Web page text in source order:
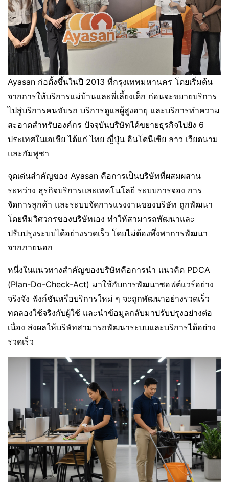
Ayasan ก่อตั้งขึ้นในปี 2013 ที่กรุงเทพมหานคร โดยเริ่มต้น
จากการให้บริการแม่บ้านและพี่เลี้ยงเด็ก ก่อนจะขยายบริการ
ไปสู่บริการคนขับรถ บริการดูแลผู้สูงอายุ และบริการทำความ
สะอาดสำหรับองค์กร ปัจจุบันบริษัทได้ขยายธุรกิจไปยัง 6
ประเทศในเอเชีย ได้แก่ ไทย ญี่ปุ่น อินโดนีเซีย ลาว เวียดนาม
และกัมพูชา
จุดเด่นสำคัญของ Ayasan คือการเป็นบริษัทที่ผสมผสาน
ระหว่าง ธุรกิจบริการและเทคโนโลยี ระบบการจอง การ
จัดการลูกค้า และระบบจัดการแรงงานของบริษัท ถูกพัฒนา
โดยทีมวิศวกรของบริษัทเอง ทำให้สามารถพัฒนาและ
ปรับปรุงระบบได้อย่างรวดเร็ว โดยไม่ต้องพึ่งพาการพัฒนา
จากภายนอก
หนึ่งในแนวทางสำคัญของบริษัทคือการนำ แนวคิด PDCA
(Plan-Do-Check-Act) มาใช้กับการพัฒนาซอฟต์แวร์อย่าง
จริงจัง ฟังก์ชันหรือบริการใหม่ ๆ จะถูกพัฒนาอย่างรวดเร็ว
ทดลองใช้จริงกับผู้ใช้ และนำข้อมูลกลับมาปรับปรุงอย่างต่อ
เนื่อง ส่งผลให้บริษัทสามารถพัฒนาระบบและบริการได้อย่าง
รวดเร็ว